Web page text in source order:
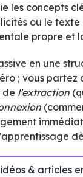
les concepts
ou le
propre et
en une
; vous partez
de l'extraction
& articles